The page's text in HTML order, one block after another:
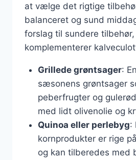
at vælge det rigtige
balanceret og sund
forslag til sundere
komplementerer
Grillede grøntsager:
sæsonens grøntsager
peberfrugter og
med lidt olivenolie og
Quinoa eller perlebyg:
kornprodukter er rige
og kan tilberedes med